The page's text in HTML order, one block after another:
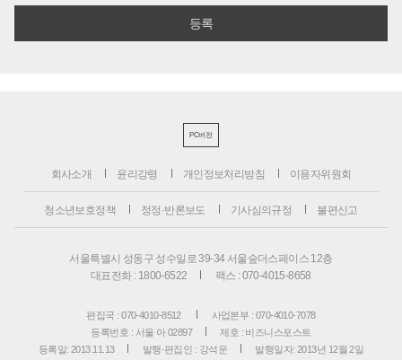
PC버전
회사소개 윤리강령 개인정보처리방침 이용자위원회
청소년보호정책 정정·반론보도 기사심의규정 불편신고
서울특별시 성동구 성수일로 39-34 서울숲더스페이스 12층
대표전화 : 1800-6522
팩스 : 070-4015-8658
편집국 : 070-4010-8512
사업본부 : 070-4010-7078
등록번호 : 서울 아 02897
제호 : 비즈니스포스트
등록일: 2013.11.13
발행·편집인 : 강석운 발행일자: 2013년 12월 2일